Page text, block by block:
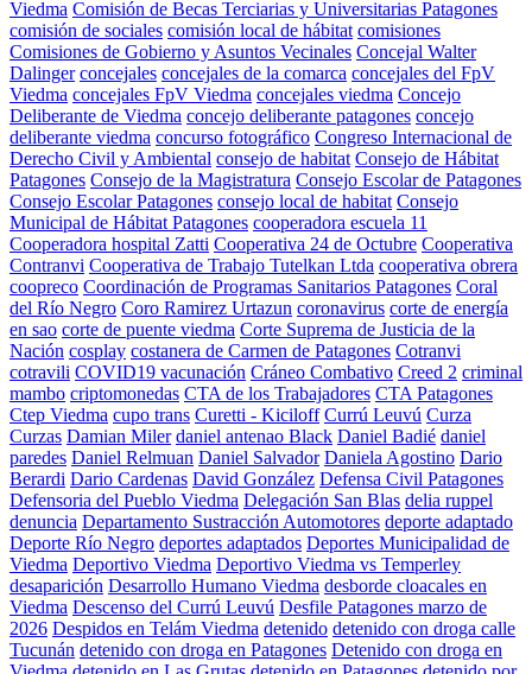
Viedma Comisión de Becas Terciarias y Universitarias Patagones
comisión de sociales comisión local de hábitat comisiones
Comisiones de Gobierno y Asuntos Vecinales Concejal Walter
Dalinger concejales concejales de la comarca concejales del FpV
Viedma concejales FpV Viedma concejales viedma Concejo
Deliberante de Viedma concejo deliberante patagones concejo
deliberante viedma concurso fotográfico Congreso Internacional de
Derecho Civil y Ambiental consejo de habitat Consejo de Hábitat
Patagones Consejo de la Magistratura Consejo Escolar de Patagones
Consejo Escolar Patagones consejo local de habitat Consejo
Municipal de Hábitat Patagones cooperadora escuela 11
Cooperadora hospital Zatti Cooperativa 24 de Octubre Cooperativa
Contranvi Cooperativa de Trabajo Tutelkan Ltda cooperativa obrera
coopreco Coordinación de Programas Sanitarios Patagones Coral
del Río Negro Coro Ramirez Urtazun coronavirus corte de energía
en sao corte de puente viedma Corte Suprema de Justicia de la
Nación cosplay costanera de Carmen de Patagones Cotranvi
cotravili COVID19 vacunación Cráneo Combativo Creed 2 criminal
mambo criptomonedas CTA de los Trabajadores CTA Patagones
Ctep Viedma cupo trans Curetti - Kiciloff Currú Leuvú Curza
Curzas Damian Miler daniel antenao Black Daniel Badié daniel
paredes Daniel Relmuan Daniel Salvador Daniela Agostino Dario
Berardi Dario Cardenas David González Defensa Civil Patagones
Defensoria del Pueblo Viedma Delegación San Blas delia ruppel
denuncia Departamento Sustracción Automotores deporte adaptado
Deporte Río Negro deportes adaptados Deportes Municipalidad de
Viedma Deportivo Viedma Deportivo Viedma vs Temperley
desaparición Desarrollo Humano Viedma desborde cloacales en
Viedma Descenso del Currú Leuvú Desfile Patagones marzo de
2026 Despidos en Telám Viedma detenido detenido con droga calle
Tucunán detenido con droga en Patagones Detenido con droga en